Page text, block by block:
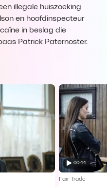
illegale huiszoeking
en hoofdinspecteur
in beslag die
Patrick Paternoster.
00:44
Fair Trade